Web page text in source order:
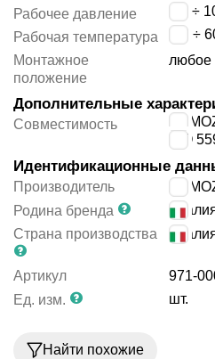
Рабочее давление
1.5 ÷
Рабочая температура
-20 ÷
Монтажное
положение
любое
Дополнительные
Совместимость
ISO
Идентификационные
Производитель
Родина бренда
Страна производства
Артикул
971-
Ед. изм.
шт.
Найти похожие